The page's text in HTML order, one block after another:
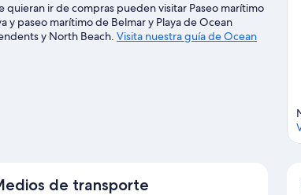
quieran ir de compras pueden visitar Paseo marítimo
y paseo marítimo de Belmar y Playa de Ocean
y North Beach. Visita nuestra guía de Ocean
de transporte